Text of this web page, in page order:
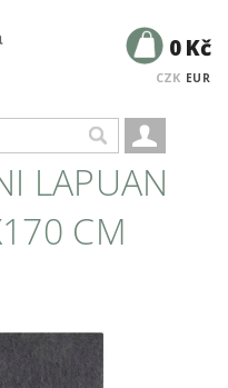
CZK EUR
0 Kč
LAPUAN
CM